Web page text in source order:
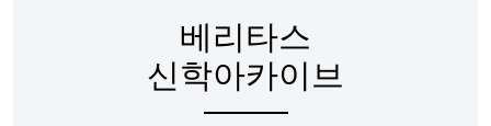
베리타스
신학아카이브